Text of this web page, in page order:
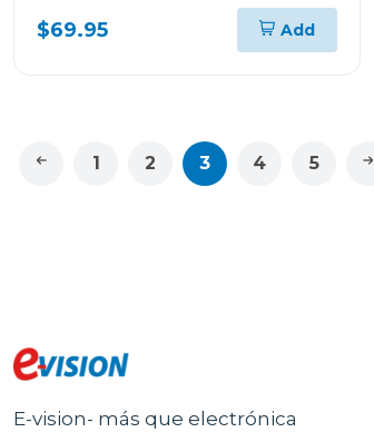
mini
$69.95 Add
1 2 3 4 5
E-vision- más que electrónica